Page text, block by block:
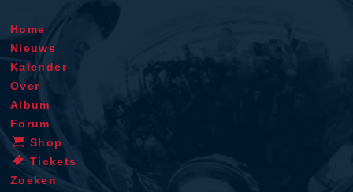
Home
Nieuws
Kalender
Over
Album
Forum
Shop
Tickets
Zoeken